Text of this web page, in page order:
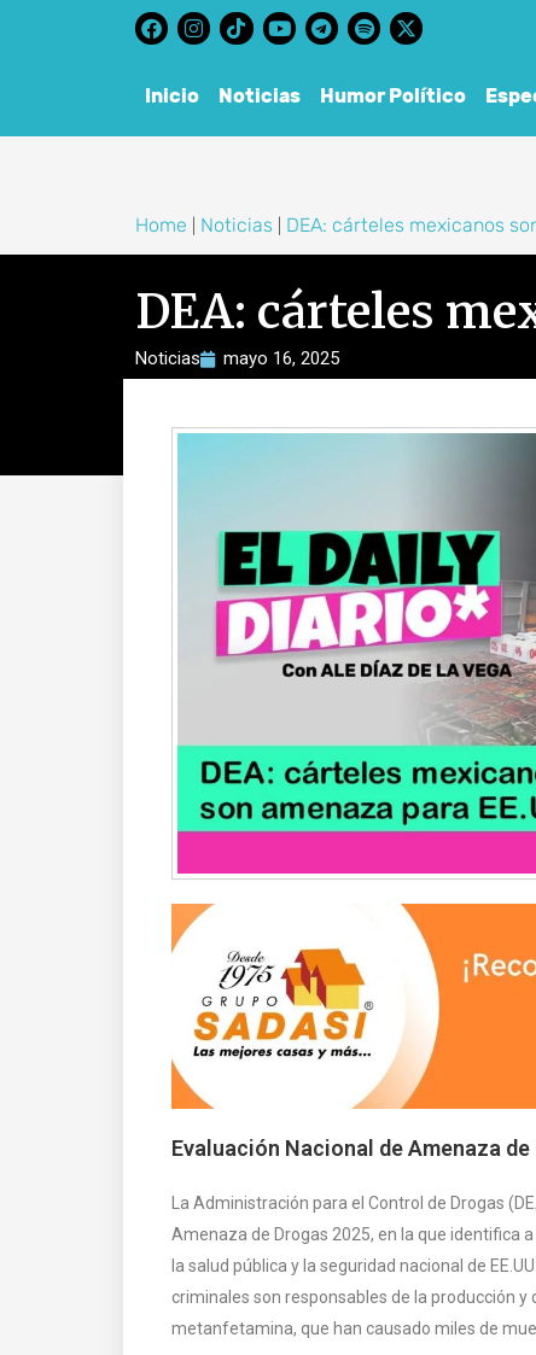
Inicio Noticias Humor Político
Home Noticias DEA: cárteles mexicanos
DEA: cárteles
Noticias mayo 16, 2025
Evaluación Nacional de Amenaza de
La Administración para el Control de Drogas
Amenaza de Drogas 2025, en la que identifica
la salud pública y la seguridad nacional de
criminales son responsables de la producción
metanfetamina, que han causado miles de